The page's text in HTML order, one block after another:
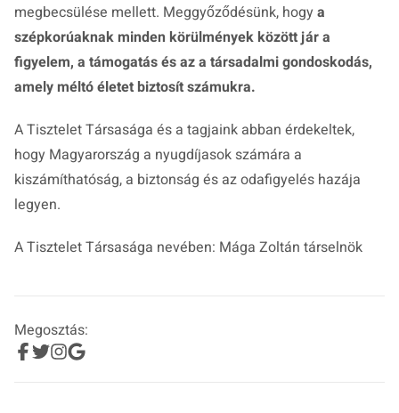
megbecsülése mellett. Meggyőződésünk, hogy a
szépkorúaknak minden körülmények között jár a
figyelem, a támogatás és az a társadalmi gondoskodás,
amely méltó életet biztosít számukra.
A Tisztelet Társasága és a tagjaink abban érdekeltek,
hogy Magyarország a nyugdíjasok számára a
kiszámíthatóság, a biztonság és az odafigyelés hazája
legyen.
A Tisztelet Társasága nevében: Mága Zoltán társelnök
Megosztás: